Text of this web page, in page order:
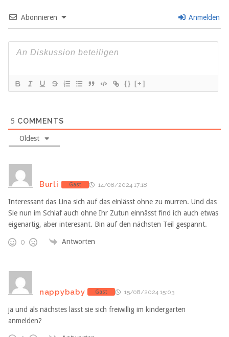
Abonnieren Anmelden
{} [+]
5 COMMENTS
Oldest
Burli Gast 14/08/2024 17:18
Interessant das Lina sich auf das einlässt ohne zu murren. Und das
Sie nun im Schlaf auch ohne Ihr Zutun einnässt find ich auch etwas
eigenartig, aber interesant. Bin auf den nächsten Teil gespannt.
0 Antworten
nappybaby Gast 15/08/2024 15:03
ja und als nächstes lässt sie sich freiwillig im kindergarten
anmelden?